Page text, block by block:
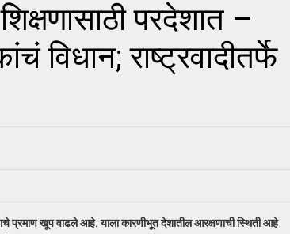
परदेशात –
विधान; राष्ट्रवादीतर्फे
प्रमाण खूप वाढले आहे. याला कारणीभूत देशातील आरक्षणाची स्थिती आहे